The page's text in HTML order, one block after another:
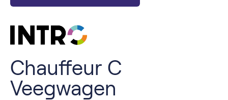
Chauffeur C
Veegwagen